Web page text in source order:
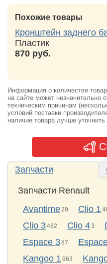
Похожие товары
Кронштейн заднего
Пластик
870 руб.
Информация о количестве
на сайте может незначительно
техническим причинам
условий поставки
наличие товара лучше
Запчасти
Запчасти Renault
Avantime 29 Clio 1
Clio 3482 Clio 43
Espace 387
Kangoo 1 963